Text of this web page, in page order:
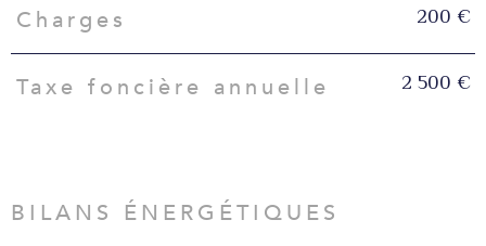
Charges 200 €
Taxe foncière annuelle 2 500 €
BILANS ÉNERGÉTIQUES